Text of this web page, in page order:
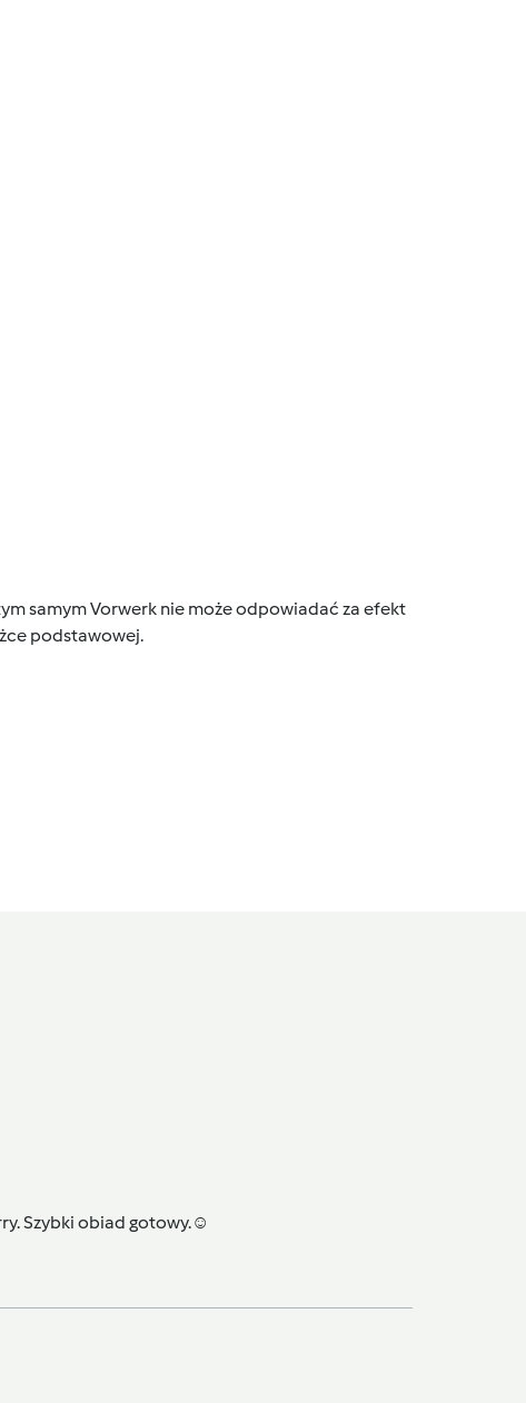
samym Vorwerk nie może odpowiadać za efekt
podstawowej.
Szybki obiad gotowy.☺